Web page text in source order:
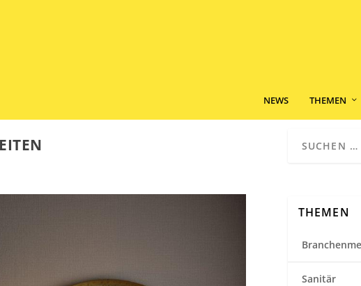
NEWS THEMEN
THEMEN
Sanitär